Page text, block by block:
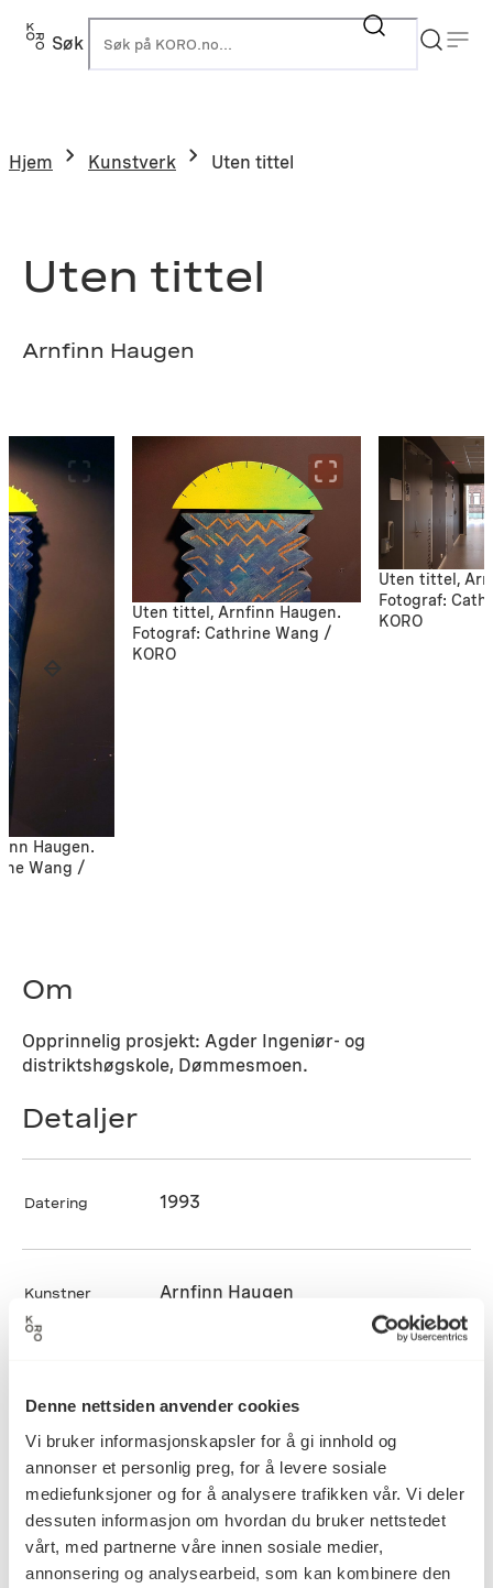
Denne nettsiden anvender cookies
Vi bruker informasjonskapsler for å gi innhold og
annonser et personlig preg, for å levere sosiale
mediefunksjoner og for å analysere trafikken vår. Vi deler
dessuten informasjon om hvordan du bruker nettstedet
vårt, med partnerne våre innen sosiale medier,
annonsering og analysearbeid, som kan kombinere den
Hopp
Søk
Hjem Kunstverk Uten tittel
Uten tittel
Arnfinn Haugen
Haugen.
Wang /
Uten tittel, Arnfinn Haugen.
Fotograf: Cathrine Wang /
KORO
Uten tittel,
Fotograf:
KORO
Om
Opprinnelig prosjekt: Agder Ingeniør- og
distriktshøgskole, Dømmesmoen.
Detaljer
Datering 1993
Kunstner Arnfinn Haugen
Lakkering, Trearbeid, Treskjæring,
Vegginstallasjon
Teknikk og
materiale
Latexmaling og lakk på utskjærte
furutavler